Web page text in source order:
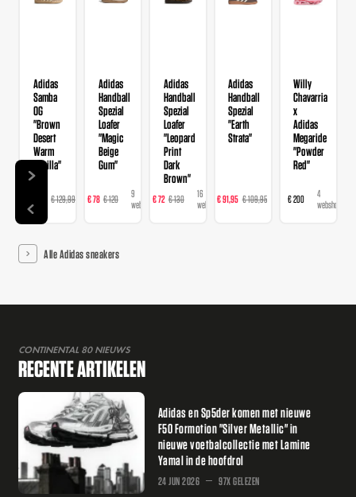
Adidas
Samba
OG
"Brown
Desert
Warm
Vanilla"
€ 129,99
14
webshops
Adidas
Handball
Spezial
Loafer
"Magic
Beige
Gum"
€ 78 € 120
9
webshops
Adidas
Handball
Spezial
Loafer
"Leopard
Print
Dark
Brown"
€ 72 € 130
16
webshops
Adidas
Handball
Spezial
"Earth
Strata"
€ 91,95 € 109,95
webshops
Willy
Chavarria
x
Adidas
Megaride
"Powder
Red"
€ 200
4
webshops
Alle Adidas sneakers
CONTINENTAL 80 NIEUWS
RECENTE ARTIKELEN
Adidas en Sp5der komen met nieuwe
F50 Formotion "Silver Metallic" in
nieuwe voetbalcollectie met Lamine
Yamal in de hoofdrol
24 JUN 2026 97X GELEZEN